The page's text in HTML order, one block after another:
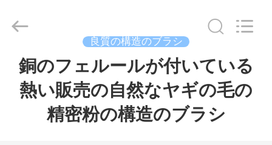
2017
Chanmy
Cosmetics
良質の構造のブラシ
銅のフェルールが付いている
熱い販売の自然なヤギの毛の
精密粉の構造のブラシ